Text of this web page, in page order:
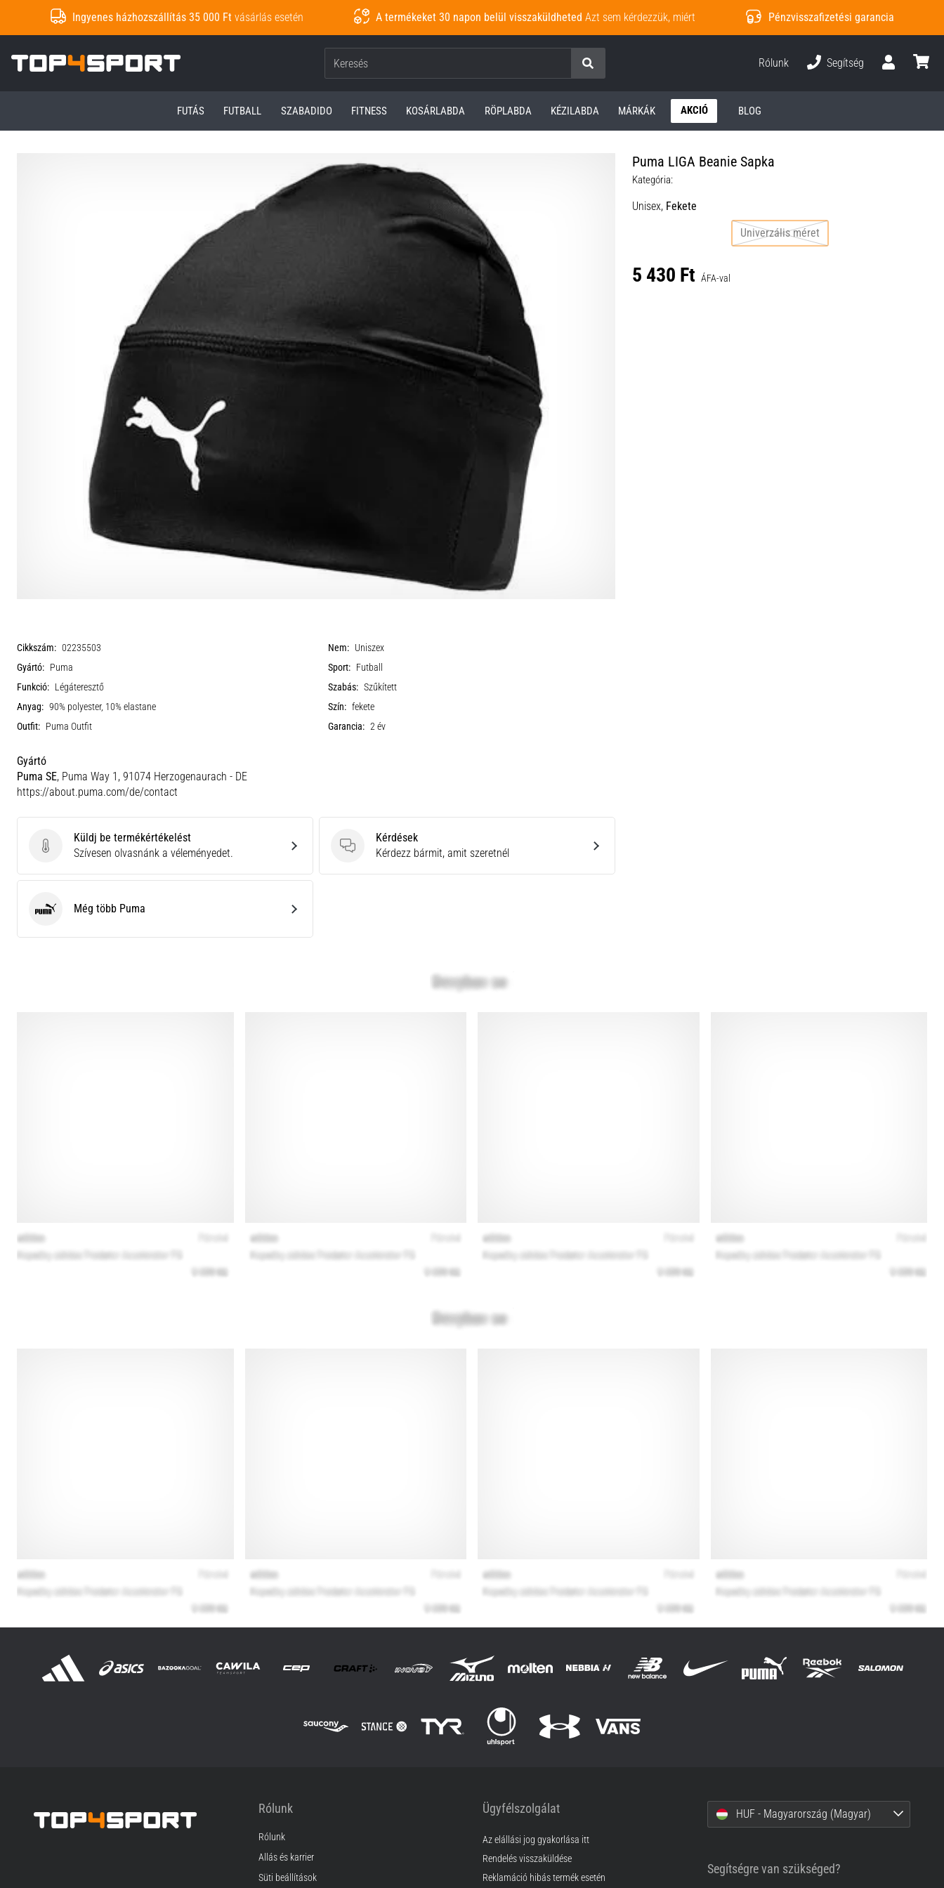
Ingyenes házhozszállítás 35 000 Ft vásárlás esetén A termékeket 30 napon belül visszaküldheted Azt sem kérdezzük, miért Pénzvisszafizetési garancia
Top4Sport.hu
Keresés
Rólunk
Segítség
FUTÁS FUTBALL SZABADIDO FITNESS KOSÁRLABDA RÖPLABDA KÉZILABDA MÁRKÁK AKCIÓ BLOG
Puma LIGA Beanie Sapka
Kategória:
Unisex, Fekete
Univerzális méret
5 430 Ft ÁFA-val
Cikkszám: 02235503 Nem: Uniszex
Gyártó: Puma Sport: Futball
Funkció: Légáteresztő Szabás: Szűkített
Anyag: 90% polyester, 10% elastane Szín: fekete
Outfit: Puma Outfit Garancia: 2 év
Gyártó
Puma SE, Puma Way 1, 91074 Herzogenaurach - DE
https://about.puma.com/de/contact
Küldj be termékértékelést
Küldj be termékértékelést
Szívesen olvasnánk a véleményedet.
Kérdések
Kérdések
Kérdezz bármit, amit szeretnél
Puma Még több Puma
Rólunk
Rólunk
Állás és karrier
Süti beállítások
Ügyfélszolgálat
Az elállási jog gyakorlása itt
Rendelés visszaküldése
Reklamáció hibás termék esetén
HUF - Magyarország (Magyar)
Segítségre van szükséged?